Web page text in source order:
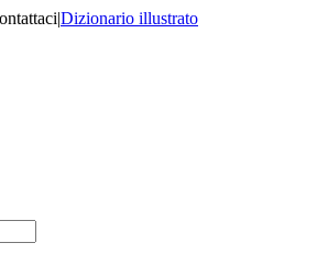
|Dizionario illustrato